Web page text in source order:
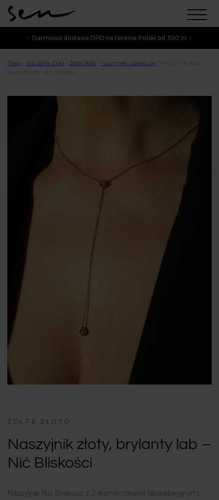
✨ Darmowa dostawa DPD na terenie Polski od 300 zł. ✨
Sklep Biżuteria Złota Żółte złoto naszyjniki i zawieszki
Naszyjnik złoty,
brylanty lab – Nić Bliskości
ŻÓŁTE ZŁOTO
Naszyjnik złoty, brylanty lab –
Nić Bliskości
Naszyjnik Nić Bliskości z 2 diamencikami laboratoryjnymi,